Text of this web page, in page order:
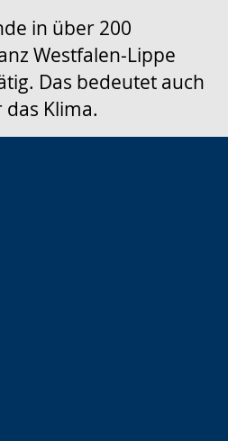
in über 200
Westfalen-Lippe
Das bedeutet auch
Klima.